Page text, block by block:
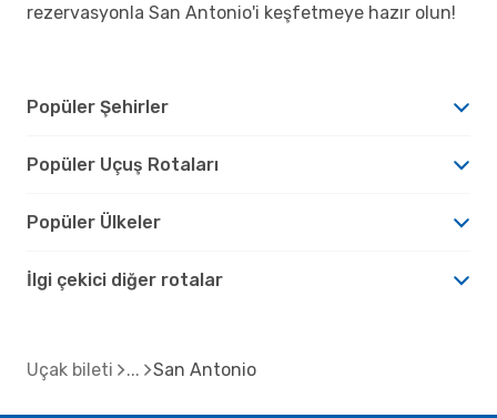
rezervasyonla San Antonio'i keşfetmeye hazır olun!
Popüler Şehirler
Popüler Uçuş Rotaları
Popüler Ülkeler
İlgi çekici diğer rotalar
Uçak bileti San Antonio